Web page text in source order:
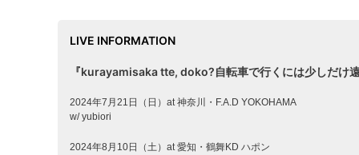
LIVE INFORMATION
『kurayamisaka tte, doko?自転車で行くには少しだけ遠
2024年7月21日（日）at 神奈川・F.A.D YOKOHAMA
w/ yubiori
2024年8月10日（土）at 愛知・鶴舞KD ハポン